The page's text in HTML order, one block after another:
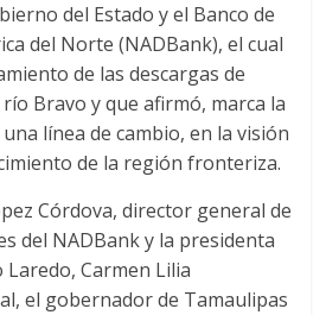
del Estado y el Banco de
del Norte (NADBank), el cual
de las descargas de
Bravo y que afirmó, marca la
línea de cambio, en la visión
de la región fronteriza.
Córdova, director general de
del NADBank y la presidenta
Carmen Lilia
el gobernador de Tamaulipas